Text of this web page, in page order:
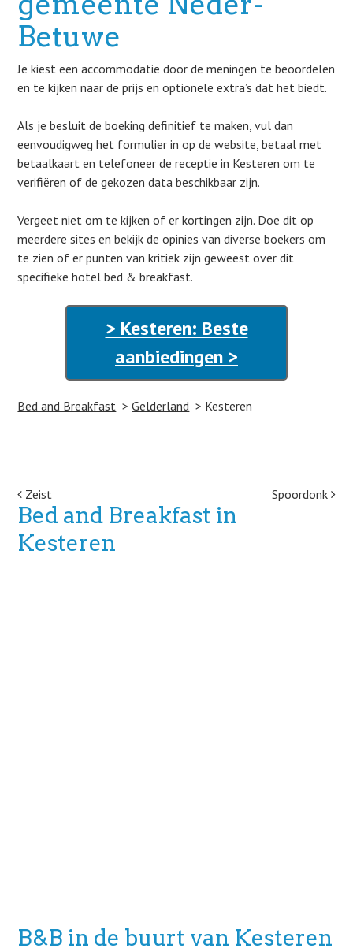
Betuwe
Je kiest een accommodatie door de meningen te beoordelen
en te kijken naar de prijs en optionele extra’s dat het biedt.
Als je besluit de boeking definitief te maken, vul dan
eenvoudigweg het formulier in op de website, betaal met
betaalkaart en telefoneer de receptie in Kesteren om te
verifiëren of de gekozen data beschikbaar zijn.
Vergeet niet om te kijken of er kortingen zijn. Doe dit op
meerdere sites en bekijk de opinies van diverse boekers om
te zien of er punten van kritiek zijn geweest over dit
specifieke hotel bed & breakfast.
> Kesteren: Beste
aanbiedingen >
Bed and Breakfast Gelderland Kesteren
Post navigation
Zeist Spoordonk
Bed and Breakfast in
Kesteren
B&B in de buurt van Kesteren